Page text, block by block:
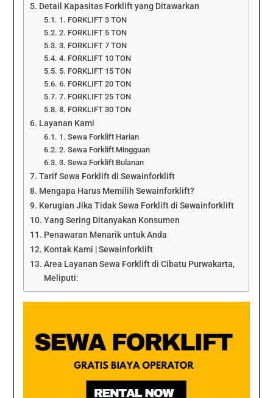
Detail Kapasitas Forklift yang Ditawarkan
1. FORKLIFT 3 TON
2. FORKLIFT 5 TON
3. FORKLIFT 7 TON
4. FORKLIFT 10 TON
5. FORKLIFT 15 TON
6. FORKLIFT 20 TON
7. FORKLIFT 25 TON
8. FORKLIFT 30 TON
Layanan Kami
1. Sewa Forklift Harian
2. Sewa Forklift Mingguan
3. Sewa Forklift Bulanan
Tarif Sewa Forklift di Sewainforklift
Mengapa Harus Memilih Sewainforklift?
Kerugian Jika Tidak Sewa Forklift di Sewainforklift
Yang Sering Ditanyakan Konsumen
Penawaran Menarik untuk Anda
Kontak Kami | Sewainforklift
Area Layanan Sewa Forklift di Cibatu Purwakarta,
Meliputi: